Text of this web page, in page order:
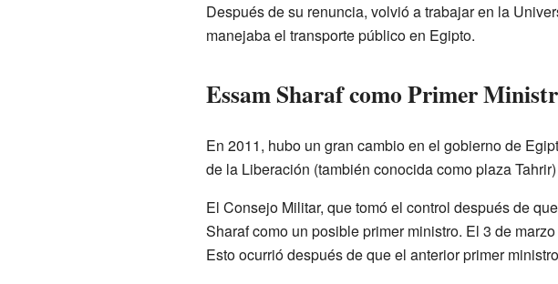
Después de su renuncia, volvió a trabajar en la
manejaba el transporte público en Egipto.
Essam Sharaf como Primer
En 2011, hubo un gran cambio en el gobierno de
de la Liberación (también conocida como plaza
El Consejo Militar, que tomó el control después de
Sharaf como un posible primer ministro. El 3 de
Esto ocurrió después de que el anterior primer